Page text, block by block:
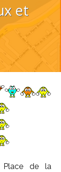
et
Place de la